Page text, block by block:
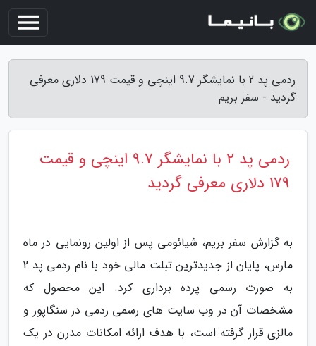
ردمی پد 2 با نمایشگر 9.7 اینچی و قیمت 179 دلاری معرفی
گردید - سفر بریم
ردمی پد 2 با نمایشگر 9.7 اینچی و قیمت
179 دلاری معرفی گردید
به گزارش سفر بریم، شیائومی پس از اولین رونمایی در ماه
مارس، پایان از جدیدترین تبلت مالی خود با نام ردمی پد 2
به صورت رسمی پرده برداری کرد. این محصول که
مشخصات آن در وب سایت های رسمی ردمی در سنگاپور و
مالزی قرار گرفته است، با هدف ارائه امکانات مدرن در یک